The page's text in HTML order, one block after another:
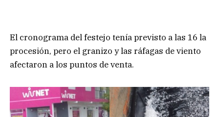
El cronograma del festejo tenía previsto a las 16 la
procesión, pero el granizo y las ráfagas de viento
afectaron a los puntos de venta.